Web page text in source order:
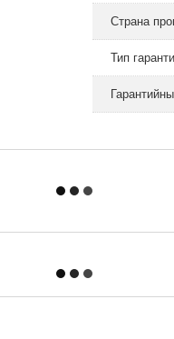
Страна
Тип